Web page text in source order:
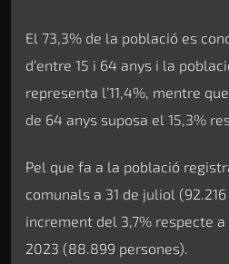
El 73,3% de la població es
d’entre 15 i 64 anys i la
representa l’11,4%, mentre
de 64 anys suposa el 15,3%
Pel que fa a la població
comunals a 31 de juliol
increment del 3,7% respecte
2023 (88.899 persones).